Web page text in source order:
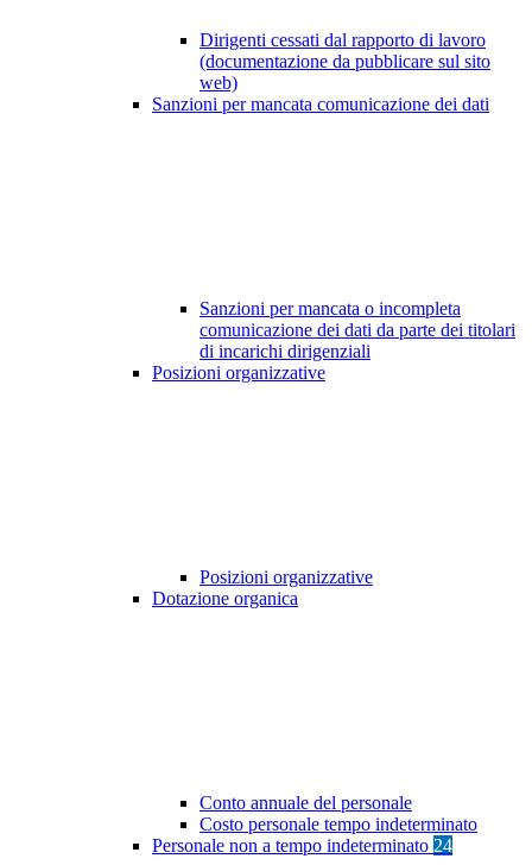
Dirigenti cessati dal rapporto di lavoro
(documentazione da pubblicare sul sito
web)
Sanzioni per mancata comunicazione dei dati
Sanzioni per mancata o incompleta
comunicazione dei dati da parte dei titolari
di incarichi dirigenziali
Posizioni organizzative
Posizioni organizzative
Dotazione organica
Conto annuale del personale
Costo personale tempo indeterminato
Personale non a tempo indeterminato 24